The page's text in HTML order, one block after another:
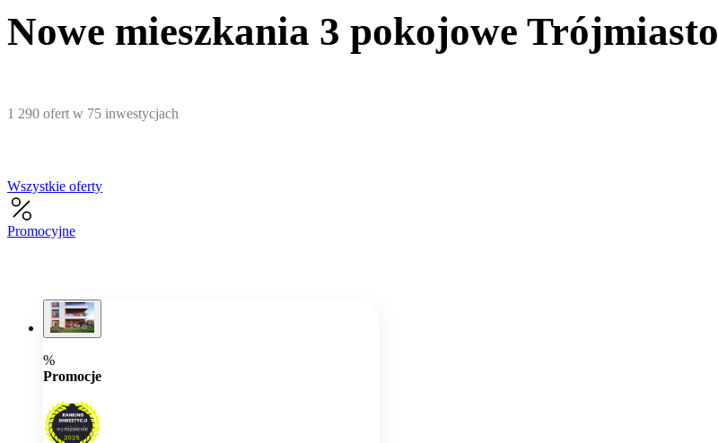
Nowe mieszkania 3 pokojowe Trójmiasto
1 290 ofert w 75 inwestycjach
Wszystkie oferty
Promocyjne
%
Promocje